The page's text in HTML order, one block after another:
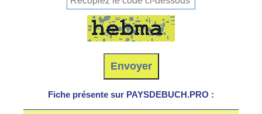
Fiche présente sur PAYSDEBUCH.PRO :